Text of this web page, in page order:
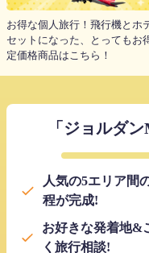
お得な個人旅行！飛行機とホ
セットになった、とってもお
定価格商品はこちら！
「ジョルダ
人気の5エリア間
程が完成!
お好きな発着地&
く旅行相談!